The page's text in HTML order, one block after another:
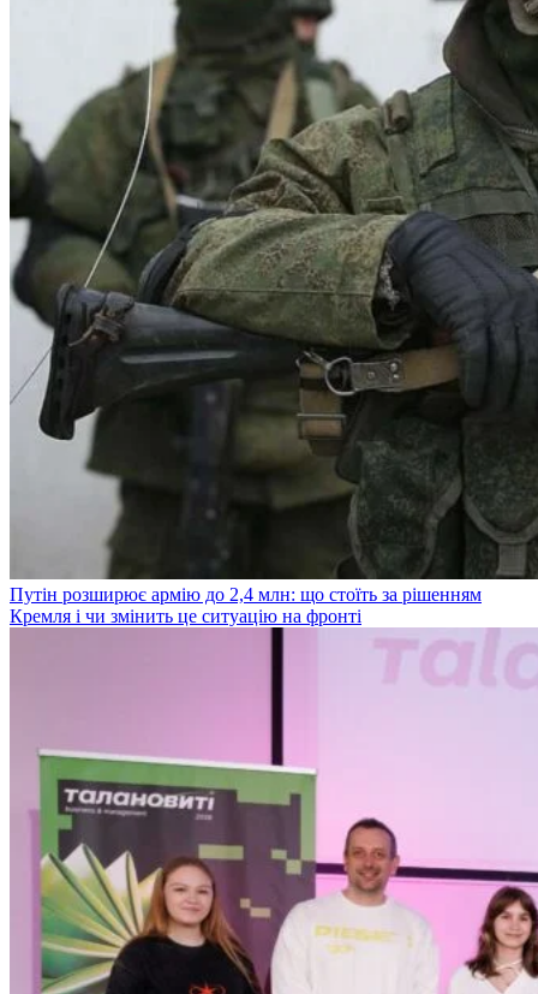
Путін розширює армію до 2,4 млн: що стоїть за рішенням
Кремля і чи змінить це ситуацію на фронті